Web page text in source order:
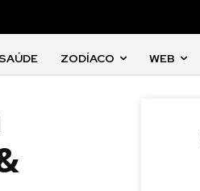
ZODÍACO WEB